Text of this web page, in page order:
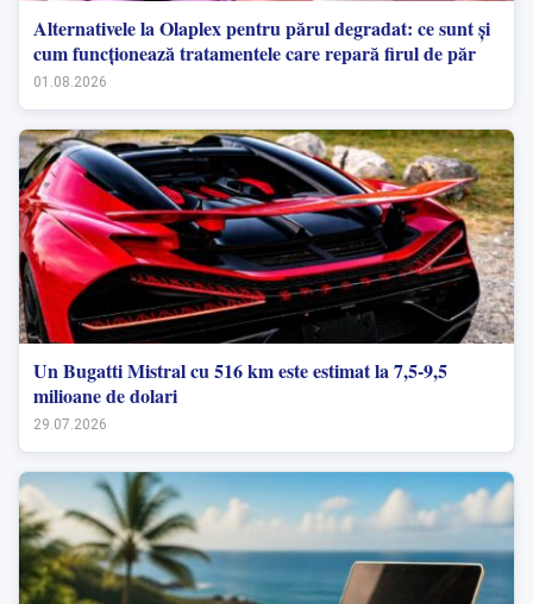
Alternativele la Olaplex pentru părul degradat: ce sunt și
cum funcționează tratamentele care repară firul de păr
01.08.2026
Un Bugatti Mistral cu 516 km este estimat la 7,5-9,5
milioane de dolari
29.07.2026